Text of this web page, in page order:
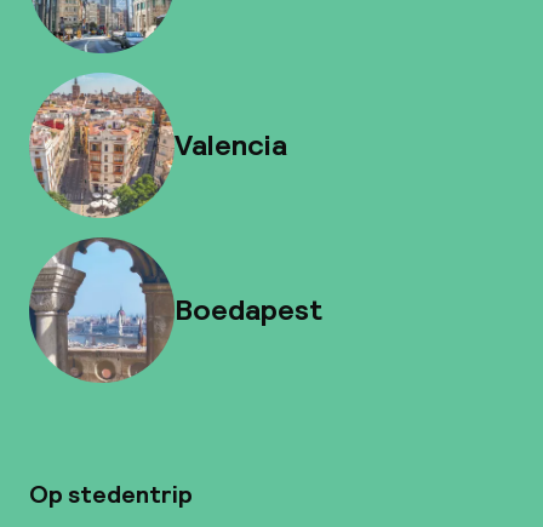
Valencia
Boedapest
Op stedentrip